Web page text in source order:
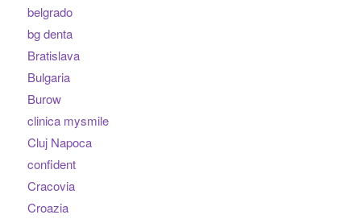
belgrado
bg denta
Bratislava
Bulgaria
Burow
clinica mysmile
Cluj Napoca
confident
Cracovia
Croazia